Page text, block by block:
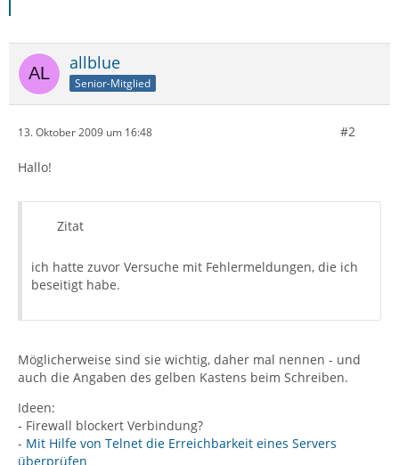
allblue
Senior-Mitglied
13. Oktober 2009 um 16:48 #2
Hallo!
Zitat
ich hatte zuvor Versuche mit Fehlermeldungen, die ich
beseitigt habe.
Möglicherweise sind sie wichtig, daher mal nennen - und
auch die Angaben des gelben Kastens beim Schreiben.
Ideen:
- Firewall blockert Verbindung?
- Mit Hilfe von Telnet die Erreichbarkeit eines Servers
überprüfen